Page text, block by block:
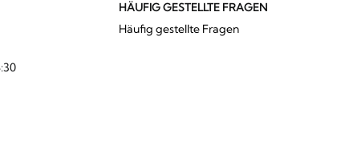
HÄUFIG GESTELLTE FRAGEN
Häufig gestellte Fragen